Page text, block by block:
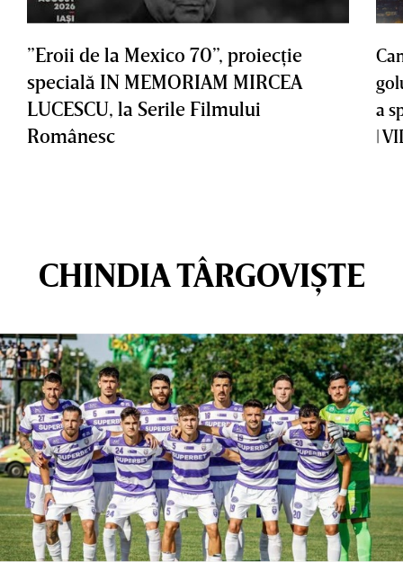
”Eroii de la Mexico 70”, proiecţie
specială IN MEMORIAM MIRCEA
LUCESCU, la Serile Filmului
Românesc
a
|
CHINDIA TÂRGOVIȘTE